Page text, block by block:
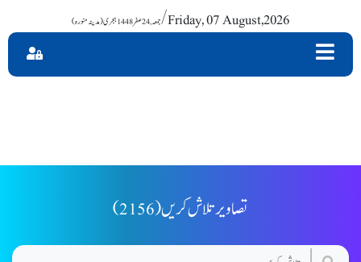
جمعہ , 24 صفر 1448 ہجری (مدینہ منورہ)/ Friday, 07 August,2026
(2156) تصاویر تلاش کریں